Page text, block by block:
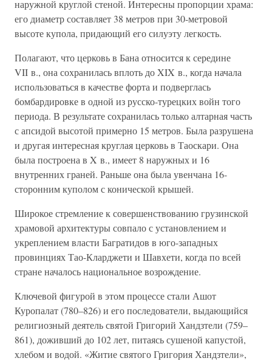
наружной круглой стеной. Интересны пропорции храма:
его диаметр составляет 38 метров при 30-метровой
высоте купола, придающий его силуэту легкость.
Полагают, что церковь в Бана относится к середине
VII в., она сохранилась вплоть до XIX в., когда начала
использоваться в качестве форта и подверглась
бомбардировке в одной из русско-турецких войн того
периода. В результате сохранилась только алтарная часть
с апсидой высотой примерно 15 метров. Была разрушена
и другая интересная круглая церковь в Таоскари. Она
была построена в X в., имеет 8 наружных и 16
внутренних граней. Раньше она была увенчана 16-
сторонним куполом с конической крышей.
Широкое стремление к совершенствованию грузинской
храмовой архитектуры совпало с установлением и
укреплением власти Багратидов в юго-западных
провинциях Тао-Кларджети и Шавхети, когда по всей
стране началось национальное возрождение.
Ключевой фигурой в этом процессе стали Ашот
Куропалат (780–826) и его последователи, выдающийся
религиозный деятель святой Григорий Хандзтели (759–
861), доживший до 102 лет, питаясь сушеной капустой,
хлебом и водой. «Житие святого Григория Хандзтели»,